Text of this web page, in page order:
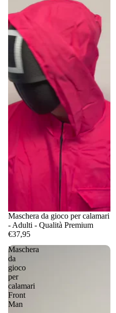
Maschera da gioco per calamari
- Adulti - Qualità Premium
€37,95
Maschera
da
gioco
per
calamari
Front
Man